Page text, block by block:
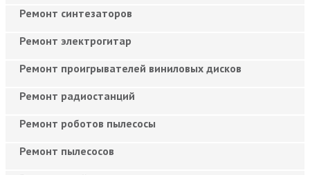
Ремонт синтезаторов
Ремонт электрогитар
Ремонт проигрывателей виниловых дисков
Ремонт радиостанций
Ремонт роботов пылесосы
Ремонт пылесосов